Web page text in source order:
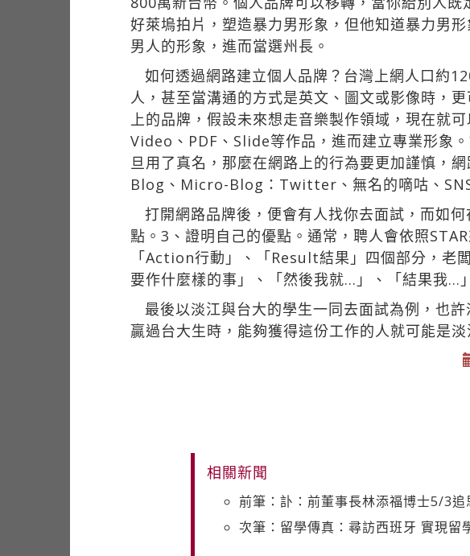
好萊塢拍片，塑造暴力男形象，但他知道暴力男
男人的形象，進而當選州長。
如何透過網路建立個人品牌？台灣上網人口約
人，甚至當溝通的方式是英文、圖文或影像時，
上的品牌，假設未來想走音樂製作領域，現在就
Video、PDF、Slide等作品，進而建立專業形象
旦用了真名，那麼在網路上的行為要更加謹慎，
Blog、Micro-Blog：Twitter、無名的嘀咕、
打開網路品牌後，便會有人找你去面試，而如
點。3、證明自己的優點。通常，聘人會依照
「Action行動」、「Result結果」四個部分，老
要作什麼樣的事」、「然後我就…」、「結果我…
最後以淡江與台大的學生一同去面試為例，也
贏過台大生時，能夠獲得這份工作的人就可能是
相關新聞
前筆：訃：前董事長林添福博士5/3追
次筆：留學傳真：尋訪西班牙 實現留